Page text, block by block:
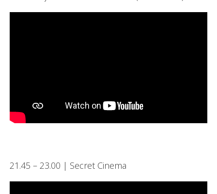
21.45 – 23.00 | Secret Cinema